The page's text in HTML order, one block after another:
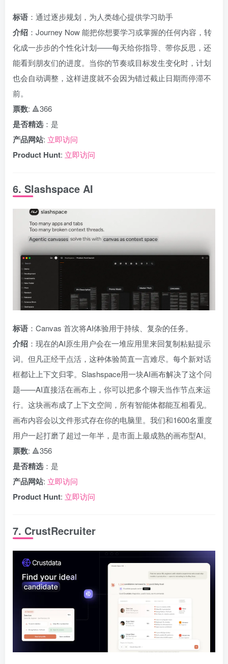
标语 ：通过逐步规划，为人类雄心提供学习助手
介绍 ：Journey Now 能把你想要学习或掌握的任何内容，转
化成一步步的个性化计划——每天给你指导、带你反思，还
能看到朋友们的进度。当你的节奏或目标发生变化时，计划
也会自动调整，这样进度就不会因为错过截止日期而停滞不
前。
票数: 🔺366
是否精选 ：是
产品网站: 立即访问
Product Hunt: 立即访问
6. Slashspace AI
标语 ：Canvas 首次将AI体验用于持续、复杂的任务。
介绍 ：现在的AI原生用户会在一堆应用里来回复制粘贴提示
词。但凡正经干点活，这种体验简直一言难尽。每个新对话
框都让上下文归零。Slashspace用一块AI画布解决了这个问
题——AI直接活在画布上，你可以把多个聊天当作节点来运
行。这块画布成了上下文空间，所有智能体都能互相看见。
画布内容会以文件形式存在你的电脑里。我们和1600名重度
用户一起打磨了超过一年半，是市面上最成熟的画布型AI。
票数: 🔺356
是否精选 ：是
产品网站: 立即访问
Product Hunt: 立即访问
7. CrustRecruiter